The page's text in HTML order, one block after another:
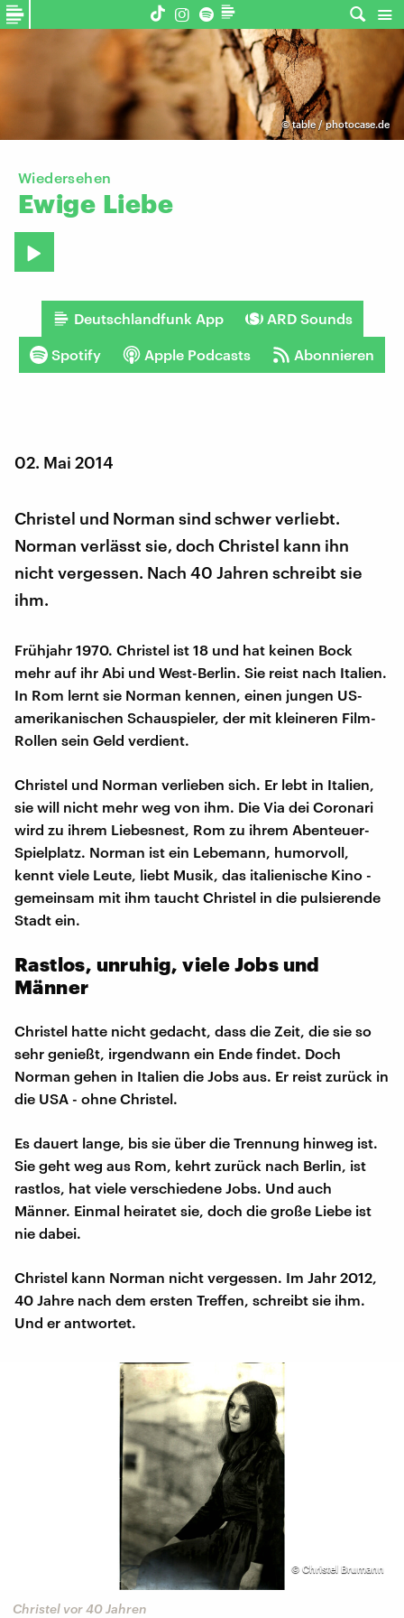
©table / photocase.de
Wiedersehen
Ewige Liebe
Deutschlandfunk App ARD Sounds
Spotify Apple Podcasts Abonnieren
02. Mai 2014
Christel und Norman sind schwer verliebt.
Norman verlässt sie, doch Christel kann ihn
nicht vergessen. Nach 40 Jahren schreibt sie
ihm.
Frühjahr 1970. Christel ist 18 und hat keinen Bock
mehr auf ihr Abi und West-Berlin. Sie reist nach Italien.
In Rom lernt sie Norman kennen, einen jungen US-
amerikanischen Schauspieler, der mit kleineren Film-
Rollen sein Geld verdient.
Christel und Norman verlieben sich. Er lebt in Italien,
sie will nicht mehr weg von ihm. Die Via dei Coronari
wird zu ihrem Liebesnest, Rom zu ihrem Abenteuer-
Spielplatz. Norman ist ein Lebemann, humorvoll,
kennt viele Leute, liebt Musik, das italienische Kino -
gemeinsam mit ihm taucht Christel in die pulsierende
Stadt ein.
Rastlos, unruhig, viele Jobs und
Männer
Christel hatte nicht gedacht, dass die Zeit, die sie so
sehr genießt, irgendwann ein Ende findet. Doch
Norman gehen in Italien die Jobs aus. Er reist zurück in
die USA - ohne Christel.
Es dauert lange, bis sie über die Trennung hinweg ist.
Sie geht weg aus Rom, kehrt zurück nach Berlin, ist
rastlos, hat viele verschiedene Jobs. Und auch
Männer. Einmal heiratet sie, doch die große Liebe ist
nie dabei.
Christel kann Norman nicht vergessen. Im Jahr 2012,
40 Jahre nach dem ersten Treffen, schreibt sie ihm.
Und er antwortet.
© Christel Brumann
Christel vor 40 Jahren